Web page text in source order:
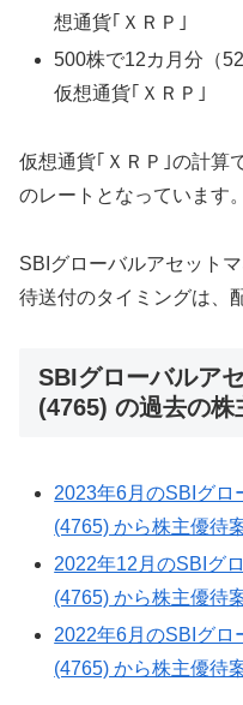
想通貨｢ＸＲＰ｣
500株で12カ月分（
仮想通貨｢ＸＲＰ｣
仮想通貨｢ＸＲＰ｣の計算
のレートとなっています。
SBIグローバルアセット
待送付のタイミングは、
SBIグローバルア
(4765) の過去の株
2023年6月のSBIグロ
(4765) から株主優待
2022年12月のSBIグ
(4765) から株主優待
2022年6月のSBIグロ
(4765) から株主優待